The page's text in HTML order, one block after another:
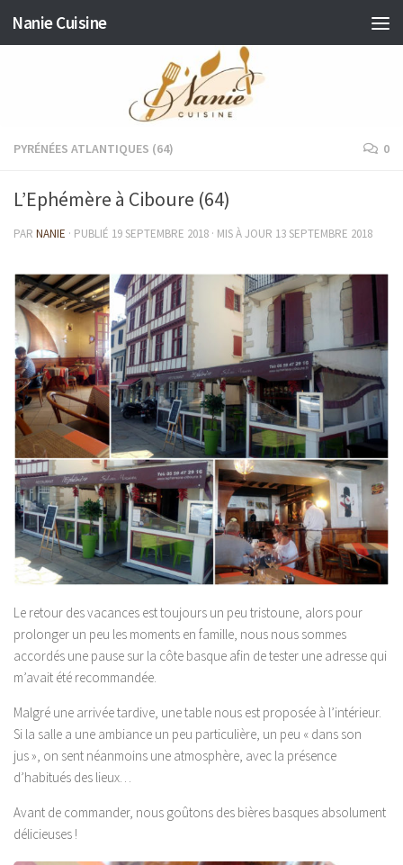
Skip to content
Nanie Cuisine
PYRÉNÉES ATLANTIQUES (64) 0
L’Ephémère à Ciboure (64)
PAR NANIE · PUBLIÉ 19 SEPTEMBRE 2018 · MIS À JOUR 13 SEPTEMBRE 2018
Le retour des vacances est toujours un peu tristoune, alors pour
prolonger un peu les moments en famille, nous nous sommes
accordés une pause sur la côte basque afin de tester une adresse qui
m’avait été recommandée.
Malgré une arrivée tardive, une table nous est proposée à l’intérieur.
Si la salle a une ambiance un peu particulière, un peu « dans son
jus », on sent néanmoins une atmosphère, avec la présence
d’habitués des lieux…
Avant de commander, nous goûtons des bières basques absolument
délicieuses !